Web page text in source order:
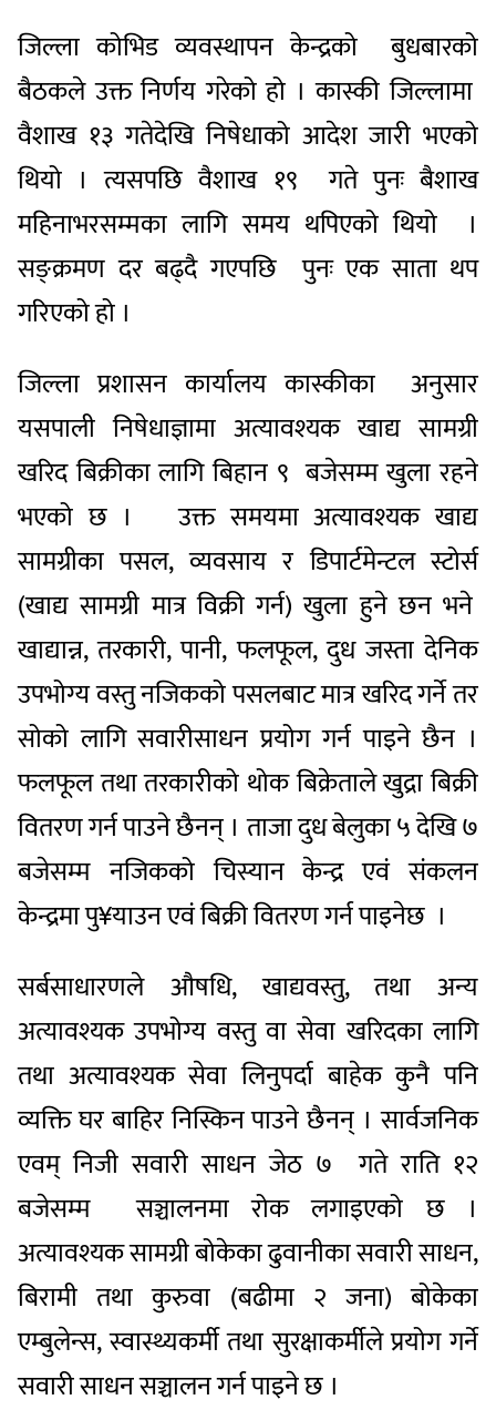
जिल्ला कोभिड व्यवस्थापन केन्द्रको बुधबारको
बैठकले उक्त निर्णय गरेको हो । कास्की जिल्लामा
वैशाख १३ गतेदेखि निषेधाको आदेश जारी भएको
थियो । त्यसपछि वैशाख १९ गते पुनः बैशाख
महिनाभरसम्मका लागि समय थपिएको थियो ।
सङ्क्रमण दर बढ्दै गएपछि पुनः एक साता थप
गरिएको हो ।
जिल्ला प्रशासन कार्यालय कास्कीका अनुसार
यसपाली निषेधाज्ञामा अत्यावश्यक खाद्य सामग्री
खरिद बिक्रीका लागि बिहान ९ बजेसम्म खुला रहने
भएको छ । उक्त समयमा अत्यावश्यक खाद्य
सामग्रीका पसल, व्यवसाय र डिपार्टमेन्टल स्टोर्स
(खाद्य सामग्री मात्र विक्री गर्न) खुला हुने छन भने
खाद्यान्न, तरकारी, पानी, फलफूल, दुध जस्ता देनिक
उपभोग्य वस्तु नजिकको पसलबाट मात्र खरिद गर्ने तर
सोको लागि सवारीसाधन प्रयोग गर्न पाइने छैन ।
फलफूल तथा तरकारीको थोक बिक्रेताले खुद्रा बिक्री
वितरण गर्न पाउने छैनन् । ताजा दुध बेलुका ५ देखि ७
बजेसम्म नजिकको चिस्यान केन्द्र एवं संकलन
केन्द्रमा पु¥याउन एवं बिक्री वितरण गर्न पाइनेछ ।
सर्बसाधारणले औषधि, खाद्यवस्तु, तथा अन्य
अत्यावश्यक उपभोग्य वस्तु वा सेवा खरिदका लागि
तथा अत्यावश्यक सेवा लिनुपर्दा बाहेक कुनै पनि
व्यक्ति घर बाहिर निस्किन पाउने छैनन् । सार्वजनिक
एवम् निजी सवारी साधन जेठ ७ गते राति १२
बजेसम्म सञ्चालनमा रोक लगाइएको छ ।
अत्यावश्यक सामग्री बोकेका ढुवानीका सवारी साधन,
बिरामी तथा कुरुवा (बढीमा २ जना) बोकेका
एम्बुलेन्स, स्वास्थ्यकर्मी तथा सुरक्षाकर्मीले प्रयोग गर्ने
सवारी साधन सञ्चालन गर्न पाइने छ ।